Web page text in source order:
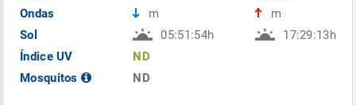
Ondas
Sol
Índice UV
Mosquitos
m
05:51:54h
ND
ND
m
17:29:13h